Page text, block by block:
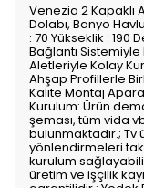
Venezia 2 Kapaklı
Dolabı, Banyo
: 70 Yükseklik : 190
Bağlantı
Aletleriyle Kolay
Ahşap Profillerle
Kalite Montaj
Kurulum: Ürün
şeması, tüm vida
bulunmaktadır.;
yönlendirmeleri
kurulum
üretim ve işçilik